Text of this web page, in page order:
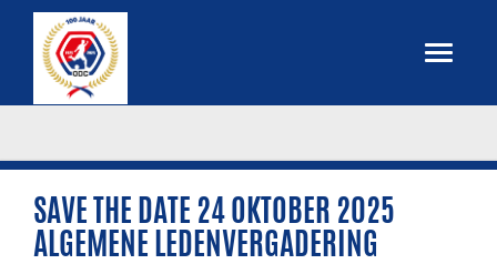
SAVE THE DATE 24 OKTOBER 2025
ALGEMENE LEDENVERGADERING